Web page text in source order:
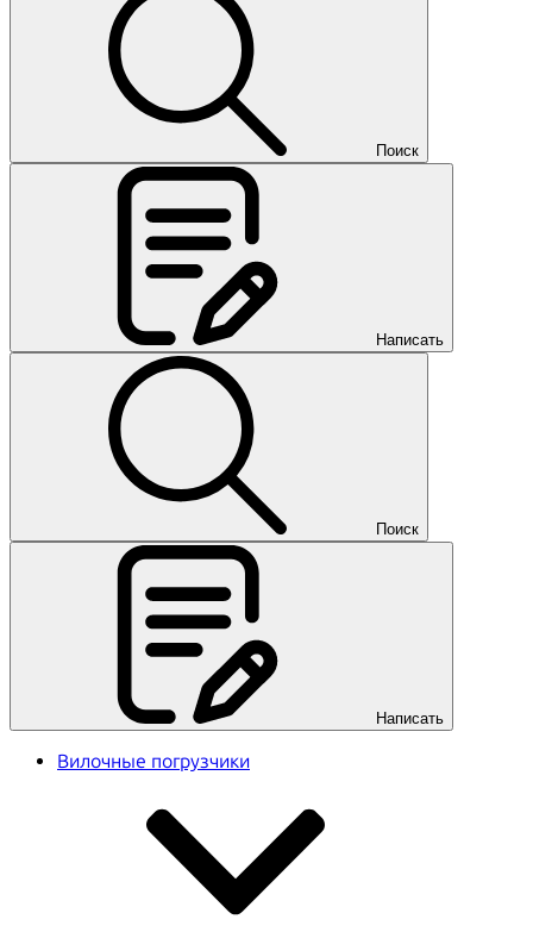
Поиск
Написать
Поиск
Написать
Вилочные погрузчики